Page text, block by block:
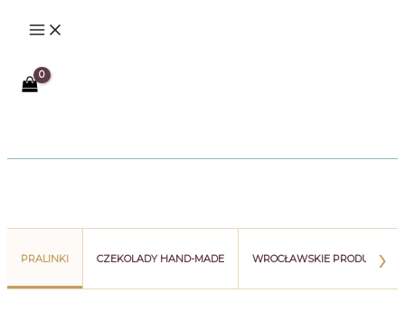
PRALINKI CZEKOLADY HAND-MADE WROCŁAWSKIE PRODUKTY
›